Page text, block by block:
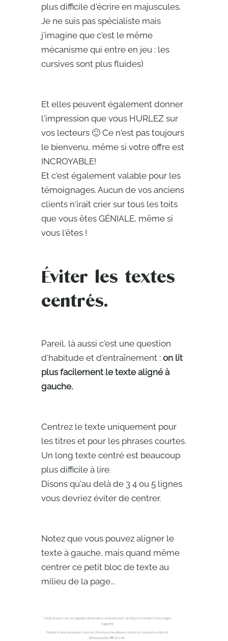
plus difficile d'écrire en majuscules.
Je ne suis pas spécialiste mais
j'imagine que c'est le même
mécanisme qui entre en jeu : les
cursives sont plus fluides)
Et elles peuvent également donner
l'impression que vous HURLEZ sur
vos lecteurs 🙂 Ce n'est pas toujours
le bienvenu, même si votre offre est
INCROYABLE!
Et c'est également valable pour les
témoignages. Aucun de vos anciens
clients n'irait crier sur tous les toits
que vous êtes GÉNIALE, même si
vous l'êtes !
Éviter les textes
centrés.
Pareil, là aussi c'est une question
d'habitude et d'entraînement : on lit
plus facilement le texte aligné à
gauche.
Centrez le texte uniquement pour
les titres et pour les phrases courtes.
Un long texte centré est beaucoup
plus difficile à lire.
Disons qu'au delà de 3 4 ou 5 lignes
vous devriez éviter de centrer.
Notez que vous pouvez aligner le
texte à gauche, mais quand même
centrer ce petit bloc de texte au
milieu de la page...